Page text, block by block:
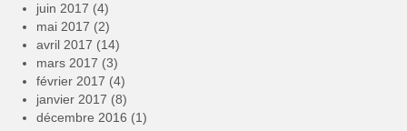
juin 2017 (4)
mai 2017 (2)
avril 2017 (14)
mars 2017 (3)
février 2017 (4)
janvier 2017 (8)
décembre 2016 (1)